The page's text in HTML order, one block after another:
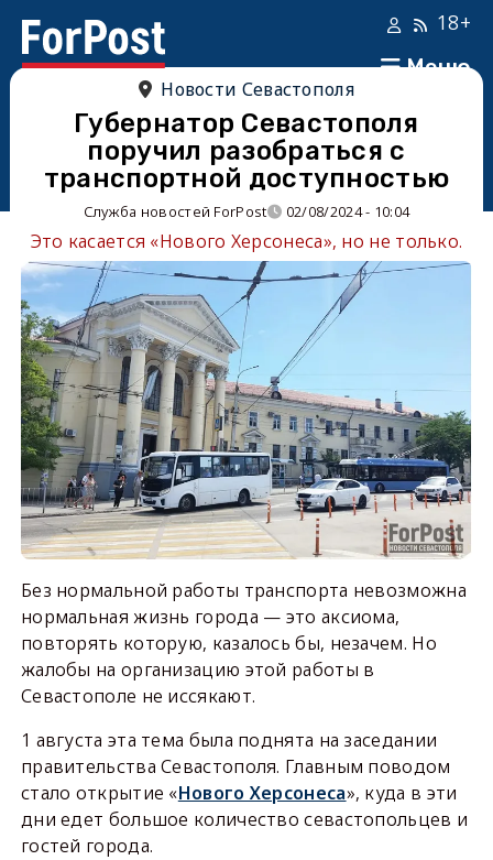
Меню
18+
Новости Севастополя
Губернатор Севастополя
поручил разобраться с
транспортной доступностью
Служба новостей ForPost 02/08/2024 - 10:04
Это касается «Нового Херсонеса», но не только.
Без нормальной работы транспорта невозможна
нормальная жизнь города — это аксиома,
повторять которую, казалось бы, незачем. Но
жалобы на организацию этой работы в
Севастополе не иссякают.
1 августа эта тема была поднята на заседании
правительства Севастополя. Главным поводом
стало открытие «Нового Херсонеса», куда в эти
дни едет большое количество севастопольцев и
гостей города.